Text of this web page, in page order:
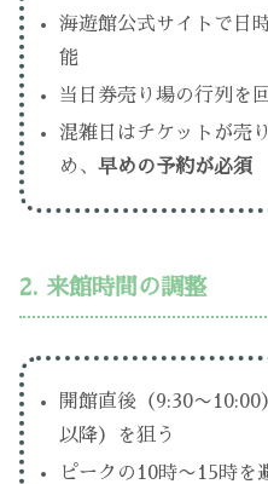
海遊館公式サイトで日
能
当日券売り場の行列を
混雑日はチケットが売
め、早めの予約が必須
2. 来館時間の調整
開館直後（9:30〜10:00
以降）を狙う
ピークの10時〜15時を